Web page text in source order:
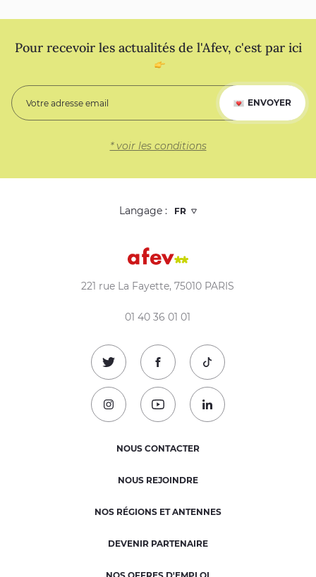
Pour recevoir les actualités de l'Afev, c'est par ici
ENVOYER
* voir les conditions
Langage :
221 rue La Fayette, 75010 PARIS
01 40 36 01 01
Suivez-nous sur Twitter !
Suivez-nous sur Facebook !
Suivez-nous sur
Suivez-nous sur Instagram !
Suivez-nous sur Youtube !
Suivez-nous sur
NOUS CONTACTER
NOUS REJOINDRE
NOS RÉGIONS ET ANTENNES
DEVENIR PARTENAIRE